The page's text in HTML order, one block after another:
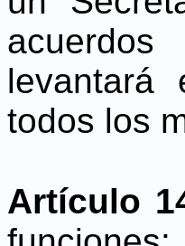
levantará
todos los
Artículo